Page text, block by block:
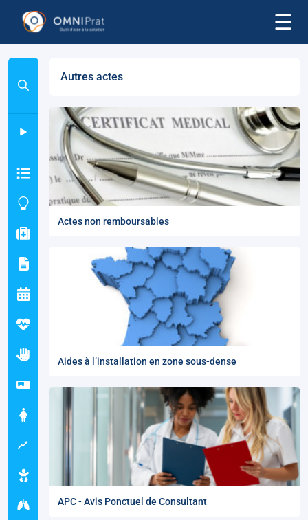
Autres actes
Actes non remboursables
Aides à l’installation en zone sous-dense
APC - Avis Ponctuel de Consultant